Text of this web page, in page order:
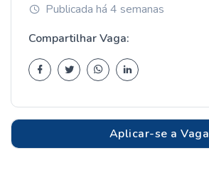
Publicada há 4 semanas
Compartilhar Vaga:
Aplicar-se a Vaga